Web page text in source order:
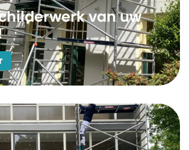
van uw